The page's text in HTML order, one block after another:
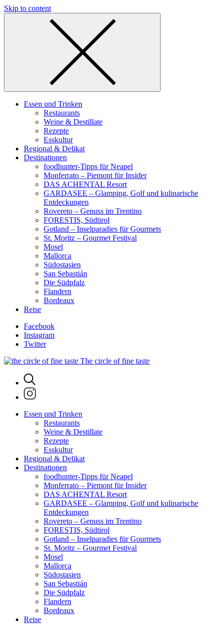
Skip to content
Essen und Trinken
Restaurants
Weine & Destillate
Rezepte
Esskultur
Regional & Delikat
Destinationen
foodhunter-Tipps für Neapel
Monferrato – Piemont für Insider
DAS ACHENTAL Resort
GARDASEE – Glamping, Golf und kulinarische
Entdeckungen
Rovereto – Genuss im Trentino
FORESTIS, Südtirol
Gotland – Inselparadies für Gourmets
St. Moritz – Gourmet Festival
Mosel
Mallorca
Südostasien
San Sebastián
Die Südpfalz
Flandern
Bordeaux
Reise
Facebook
Instagram
Twitter
The circle of fine taste
Essen und Trinken
Restaurants
Weine & Destillate
Rezepte
Esskultur
Regional & Delikat
Destinationen
foodhunter-Tipps für Neapel
Monferrato – Piemont für Insider
DAS ACHENTAL Resort
GARDASEE – Glamping, Golf und kulinarische
Entdeckungen
Rovereto – Genuss im Trentino
FORESTIS, Südtirol
Gotland – Inselparadies für Gourmets
St. Moritz – Gourmet Festival
Mosel
Mallorca
Südostasien
San Sebastián
Die Südpfalz
Flandern
Bordeaux
Reise